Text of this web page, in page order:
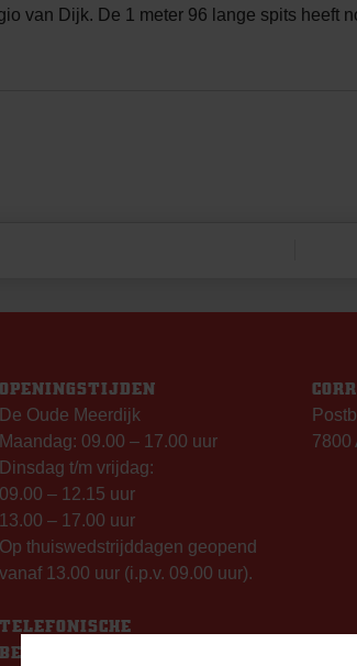
van Dijk. De 1 meter 96 lange spits heeft
OPENINGSTIJDEN
De Oude Meerdijk
Maandag: 09.00 – 17.00 uur
Dinsdag t/m vrijdag:
09.00 – 12.15 uur
13.00 – 17.00 uur
Op thuiswedstrijddagen geopend
vanaf 13.00 uur (i.p.v. 09.00 uur).
TELEFONISCHE
BEREIKBAARHEID
7800